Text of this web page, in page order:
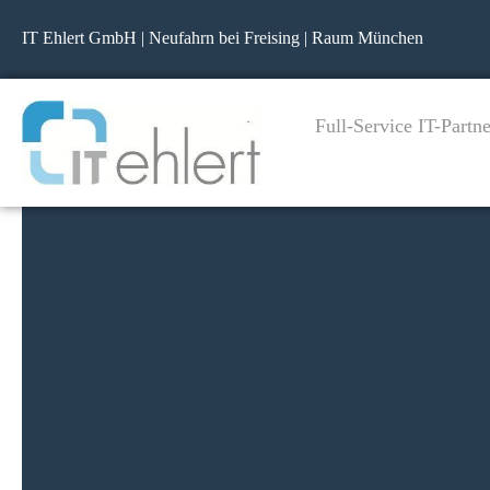
IT Ehlert GmbH | Neufahrn bei Freising | Raum München
Full-Service IT-